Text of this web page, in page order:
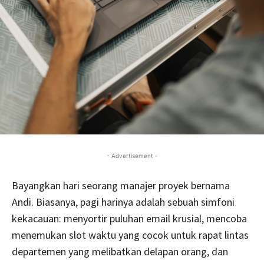
- Advertisement -
Bayangkan hari seorang manajer proyek bernama
Andi. Biasanya, pagi harinya adalah sebuah simfoni
kekacauan: menyortir puluhan email krusial, mencoba
menemukan slot waktu yang cocok untuk rapat lintas
departemen yang melibatkan delapan orang, dan